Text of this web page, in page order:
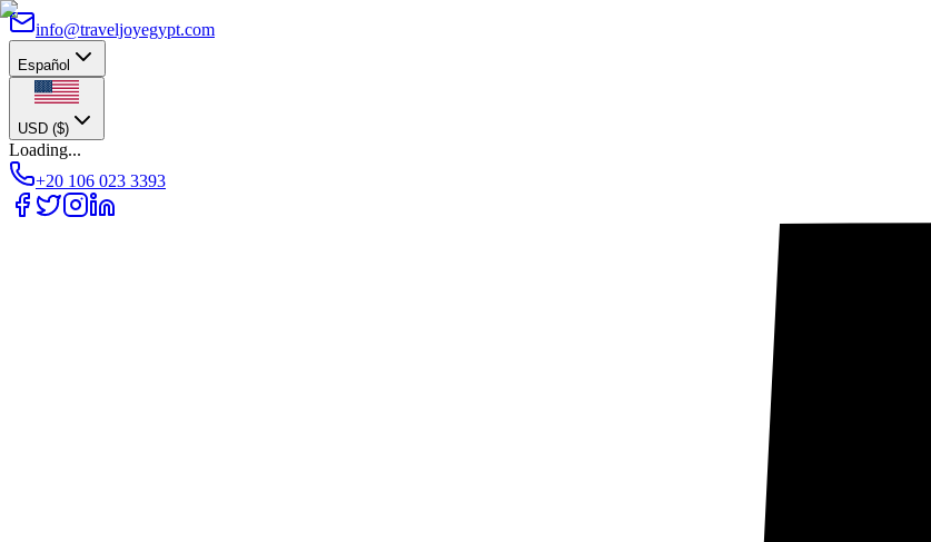
info@traveljoyegypt.com
Español
USD ($)
Loading...
+20 106 023 3393